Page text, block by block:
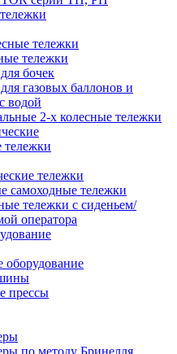
тележки
тележки
бочек
газовых баллонов и
водой
2-х колесные тележки
тележки
тележки
самоходные тележки
тележки с сиденьем/
оператора
оборудование
прессы
по методу Бринелля